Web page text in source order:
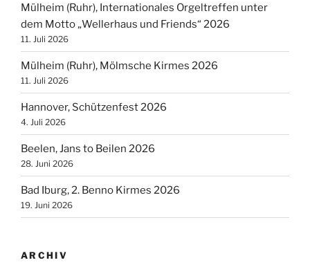
Mülheim (Ruhr), Internationales Orgeltreffen unter
dem Motto „Wellerhaus und Friends“ 2026
11. Juli 2026
Mülheim (Ruhr), Mölmsche Kirmes 2026
11. Juli 2026
Hannover, Schützenfest 2026
4. Juli 2026
Beelen, Jans to Beilen 2026
28. Juni 2026
Bad Iburg, 2. Benno Kirmes 2026
19. Juni 2026
ARCHIV